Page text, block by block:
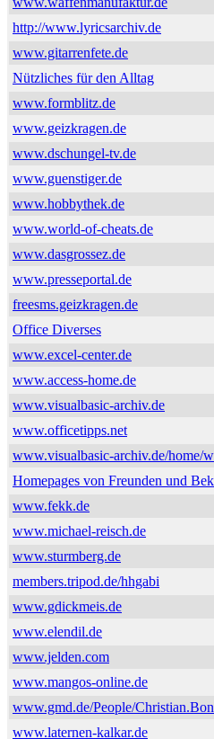
http://www.lyricsarchiv.de
www.gitarrenfete.de
Nützliches für den Alltag
www.formblitz.de
www.geizkragen.de
www.dschungel-tv.de
www.guenstiger.de
www.hobbythek.de
www.world-of-cheats.de
www.dasgrossez.de
www.presseportal.de
freesms.geizkragen.de
Office Diverses
www.excel-center.de
www.access-home.de
www.visualbasic-archiv.de
www.officetipps.net
www.visualbasic-archiv.de/home/
Homepages von Freunden und
www.fekk.de
www.michael-reisch.de
www.sturmberg.de
members.tripod.de/hhgabi
www.gdickmeis.de
www.elendil.de
www.jelden.com
www.mangos-online.de
www.gmd.de/People/
www.laternen-kalkar.de